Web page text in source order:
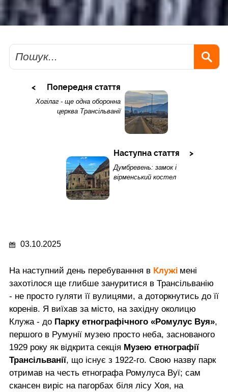
Пошук
Попередня стаття
Хогілаг - ще одна оборонна
церква Трансільванії
Наступна стаття
Думбревень: замок і
вірменський костел
03.10.2025
На наступний день перебуванння в Клужі мені
захотілося ще глибше зануритися в Трансільванію
- не просто гуляти її вулицями, а доторкнутись до її
коренів. Я виїхав за місто, на західну околицю
Клужа - до Парку етнографічного «Ромулус Вуя»,
першого в Румунії музею просто неба, заснованого
1929 року як відкрита секція Музею етнографії
Трансільванії, що існує з 1922-го. Свою назву парк
отримав на честь етнографа Ромулуса Вуї; сам
скансен виріс на пагорбах біля лісу Хоя, на